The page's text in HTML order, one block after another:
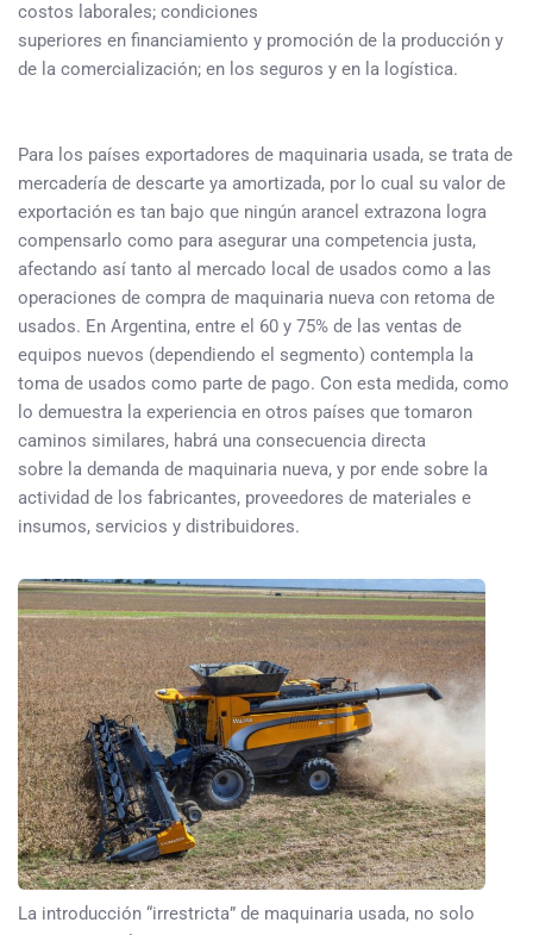
costos laborales; condiciones
superiores en financiamiento y promoción de la producción y
de la comercialización; en los seguros y en la logística.
Para los países exportadores de maquinaria usada, se trata de
mercadería de descarte ya amortizada, por lo cual su valor de
exportación es tan bajo que ningún arancel extrazona logra
compensarlo como para asegurar una competencia justa,
afectando así tanto al mercado local de usados como a las
operaciones de compra de maquinaria nueva con retoma de
usados. En Argentina, entre el 60 y 75% de las ventas de
equipos nuevos (dependiendo el segmento) contempla la
toma de usados como parte de pago. Con esta medida, como
lo demuestra la experiencia en otros países que tomaron
caminos similares, habrá una consecuencia directa
sobre la demanda de maquinaria nueva, y por ende sobre la
actividad de los fabricantes, proveedores de materiales e
insumos, servicios y distribuidores.
La introducción “irrestricta” de maquinaria usada, no solo